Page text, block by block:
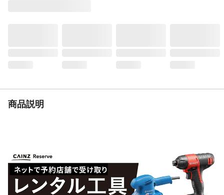
商品説明